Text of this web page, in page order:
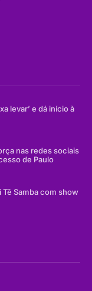
levar’ e dá início à
nas redes sociais
de Paulo
Tê Samba com show